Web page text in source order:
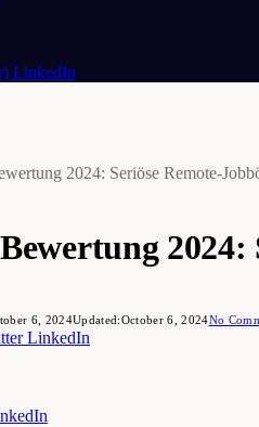
LinkedIn
2024: Seriöse Remote-
2024:
6, 2024Updated:October 6, 2024No
LinkedIn